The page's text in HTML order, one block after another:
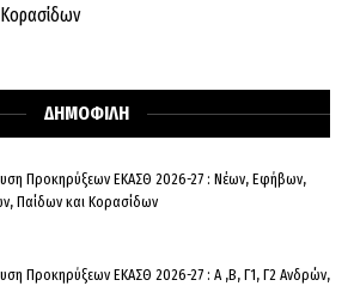
ΔΗΜΟΦΙΛΗ
Προκηρύξεων ΕΚΑΣΘ 2026-27 : Νέων, Εφήβων,
Παίδων και Κορασίδων
Προκηρύξεων ΕΚΑΣΘ 2026-27 : Α ,Β, Γ1, Γ2 Ανδρών,